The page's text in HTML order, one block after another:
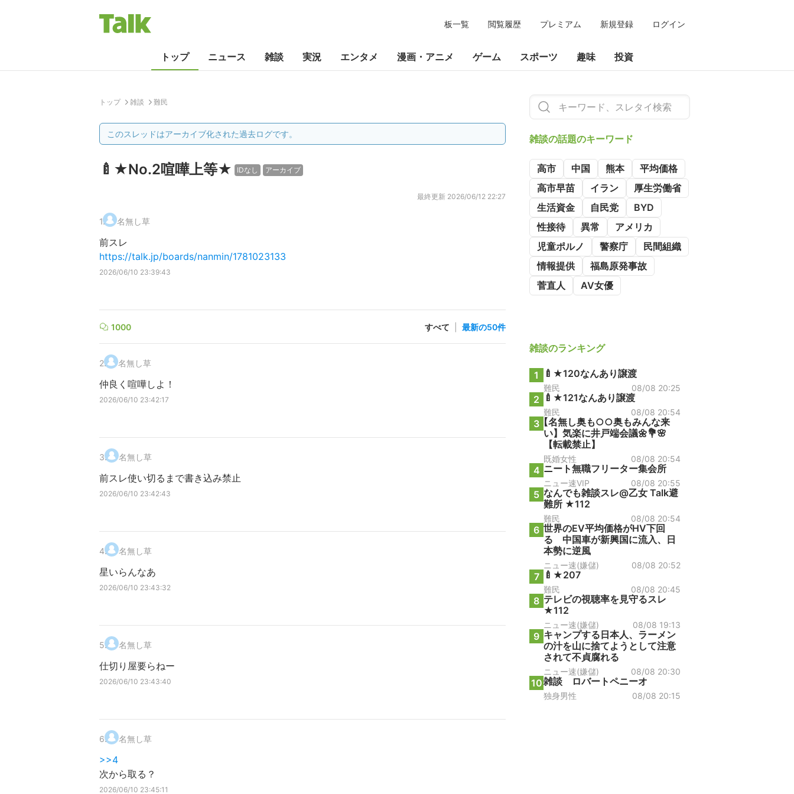
板一覧 閲覧履歴 プレミアム 新規登録 ログイン
トップ ニュース 雑談 実況 エンタメ 漫画・アニメ ゲーム スポーツ 趣味 投資
トップ 雑談 難民
このスレッドはアーカイブ化された過去ログです。
🍼★No.2喧嘩上等★ IDなし アーカイブ
最終更新 2026/06/12 22:27
1. 名無し草
前スレ
https://talk.jp/boards/nanmin/1781023133
2026/06/10 23:39:43
1000 すべて 最新の50件
2. 名無し草
仲良く喧嘩しよ！
2026/06/10 23:42:17
3. 名無し草
前スレ使い切るまで書き込み禁止
2026/06/10 23:42:43
4. 名無し草
星いらんなあ
2026/06/10 23:43:32
5. 名無し草
仕切り屋要らねー
2026/06/10 23:43:40
6. 名無し草
>>4
次から取る？
2026/06/10 23:45:11
雑談の話題のキーワード
高市 中国 熊本
平均価格
高市早苗
イラン
厚生労働省
生活資金
自民党
BYD
性接待
異常
アメリカ
児童ポルノ
警察庁
民間組織
情報提供
福島原発事故
菅直人
AV女優
雑談のランキング
1 🍼★120なんあり譲渡
難民 08/08 20:25
2 🍼★121なんあり譲渡
難民 08/08 20:54
3【名無し奥も○○奥もみんな来
い】気楽に井戸端会議🌼💐🌸
【転載禁止】
既婚女性 08/08 20:54
4 ニート無職フリーター集会所
ニュー速VIP 08/08 20:55
5 なんでも雑談スレ@乙女 Talk避
難所 ★112
難民 08/08 20:54
6 世界のEV平均価格がHV下回
る 中国車が新興国に流入、日
本勢に逆風
ニュー速(嫌儲) 08/08 20:52
7 🍼★207
難民 08/08 20:45
8 テレビの視聴率を見守るスレ
★112
ニュー速(嫌儲) 08/08 19:13
9 キャンプする日本人、ラーメン
の汁を山に捨てようとして注意
されて不貞腐れる
ニュー速(嫌儲) 08/08 20:30
10雑談 ロバートペニーオ
独身男性 08/08 20:15